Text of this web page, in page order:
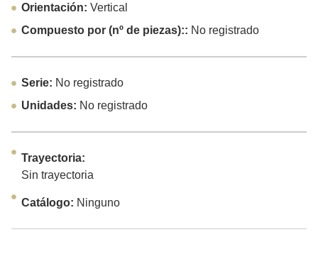
Orientación: Vertical
Compuesto por (nº de piezas):: No registrado
Serie: No registrado
Unidades: No registrado
Trayectoria:
Sin trayectoria
Catálogo: Ninguno